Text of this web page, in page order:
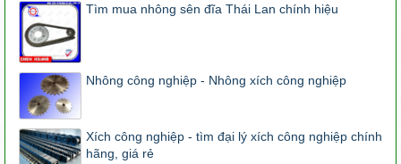
Tìm mua nhông sên đĩa Thái Lan chính hiệu
Nhông công nghiệp - Nhông xích công nghiệp
Xích công nghiệp - tìm đại lý xích công nghiệp chính
hãng, giá rẻ